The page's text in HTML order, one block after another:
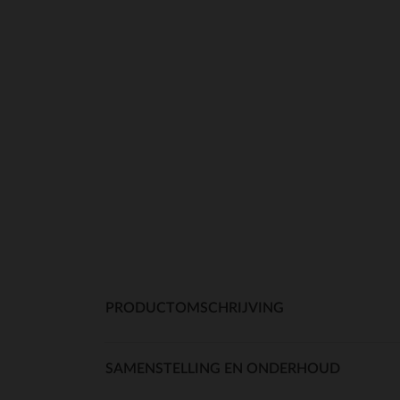
PRODUCTOMSCHRIJVING
SAMENSTELLING EN ONDERHOUD